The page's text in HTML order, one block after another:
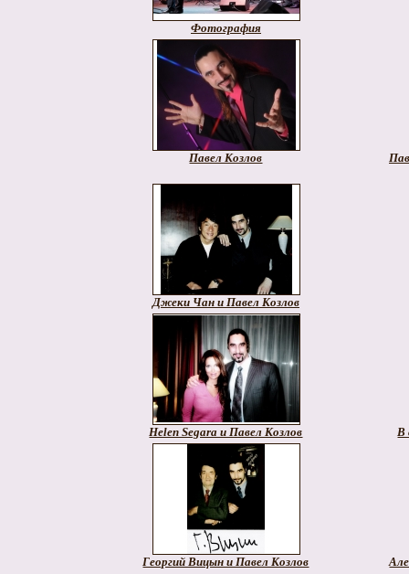
Фотография
Павел Козлов
Джеки Чан и Павел Козлов
Helen Segara и Павел Козлов В
Георгий Вицын и Павел Козлов